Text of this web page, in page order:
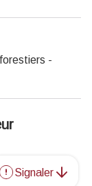
-
Signaler